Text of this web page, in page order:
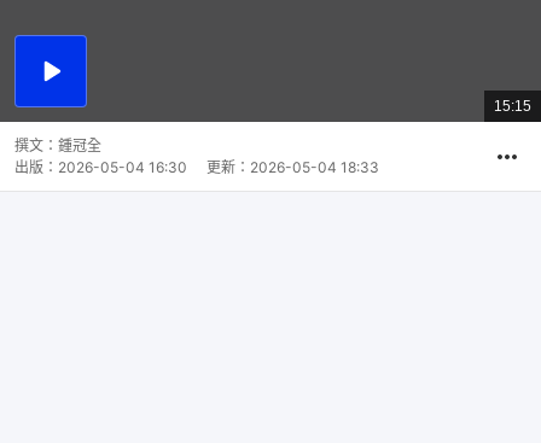
播
總
共
間
15:15
撰文： 鍾冠全
出版： 2026-05-04 16:30 更新： 2026-05-04 18:33